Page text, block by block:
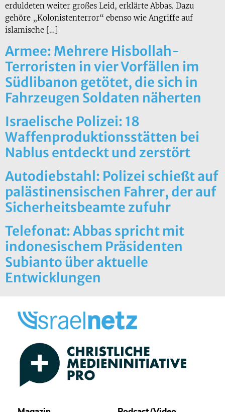
erduldeten weiter großes Leid, erklärte Abbas. Dazu
gehöre „Kolonistenterror“ ebenso wie Angriffe auf
islamische […]
Armee: Mehrere Hisbollah-
Terroristen in vier Vorfällen im
Südlibanon getötet, die sich in
Fahrzeugen Soldaten näherten
Israelische Polizei: 18
Waffenproduktionsstätten bei
Nablus entdeckt und zerstört
Autodiebstahl: Polizei schießt auf
palästinensischen Fahrer, der auf
Sicherheitsbeamte zufuhr
Telefonat: Abbas spricht mit
indonesischem Präsidenten
Subianto über aktuelle
Entwicklungen